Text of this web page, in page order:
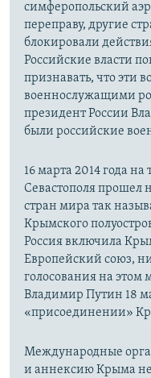
симферопольский
переправу, другие
блокировали
Российские власти
признавать, что эти
военнослужащими
президент России
были российские
16 марта 2014 года
Севастополя
стран мира так
Крымского
Россия включила
Европейский союз,
голосования на этом
Владимир Путин 18
«присоединении»
Международные
и аннексию Крыма